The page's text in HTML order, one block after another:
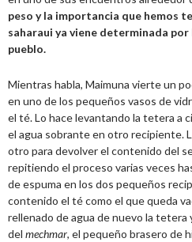
peso y la importancia que hemos
saharaui ya viene determinada
pueblo.
Mientras habla, Maimuna vierte un
en uno de los pequeños vasos de
el té. Lo hace levantando la tetera a
el agua sobrante en otro recipiente.
otro para devolver el contenido del
repitiendo el proceso varias veces
de espuma en los dos pequeños
contenido el té como el que queda
rellenado de agua de nuevo la tetera
del mechmar, el pequeño brasero de